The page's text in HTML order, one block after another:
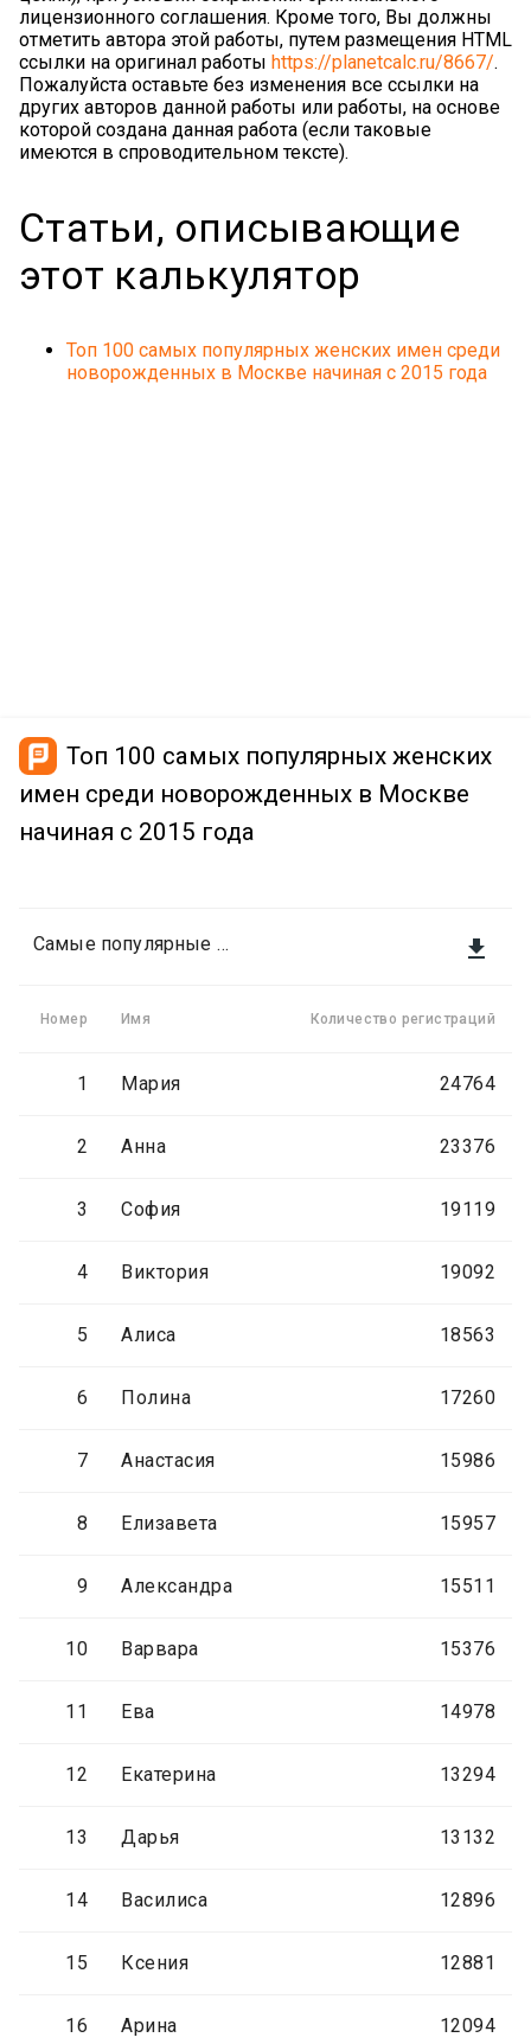
лицензионного соглашения. Кроме того, Вы должны
отметить автора этой работы, путем размещения HTML
ссылки на оригинал работы https://planetcalc.ru/8667/.
Пожалуйста оставьте без изменения все ссылки на
других авторов данной работы или работы, на основе
которой создана данная работа (если таковые
имеются в спроводительном тексте).
Статьи, описывающие
этот калькулятор
Топ 100 самых популярных женских имен среди
новорожденных в Москве начиная с 2015 года
Топ 100 самых популярных женских
имен среди новорожденных в Москве
начиная с 2015 года

Самые популярные женские имена
Номер Имя Количество регистраций
1 Мария 24764
2 Анна 23376
3 София 19119
4 Виктория 19092
5 Алиса 18563
6 Полина 17260
7 Анастасия 15986
8 Елизавета 15957
9 Александра 15511
10 Варвара 15376
11 Ева 14978
12 Екатерина 13294
13 Дарья 13132
14 Василиса 12896
15 Ксения 12881
16 Арина 12094